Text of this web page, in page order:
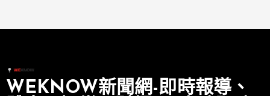
WEKNOW新聞網-即時報導、